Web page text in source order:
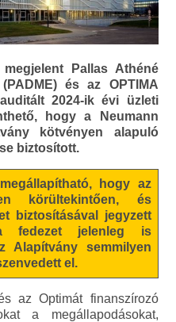
Pallas Athéné
és az OPTIMA
2024-ik évi üzleti
hogy a Neumann
kötvényen alapuló
biztosított.
hogy az
körültekintően, és
biztosításával jegyzett
fedezet jelenleg is
Alapítvány semmilyen
el.
az Optimát finanszírozó
a megállapodásokat,